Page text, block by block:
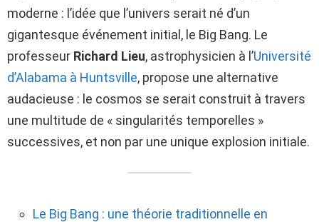
moderne : l’idée que l’univers serait né d’un
gigantesque événement initial, le Big Bang. Le
professeur Richard Lieu, astrophysicien à l’Université
d’Alabama à Huntsville, propose une alternative
audacieuse : le cosmos se serait construit à travers
une multitude de « singularités temporelles »
successives, et non par une unique explosion initiale.
Le Big Bang : une théorie traditionnelle en